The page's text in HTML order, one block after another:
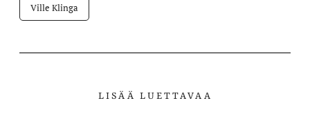
Ville Klinga
LISÄÄ LUETTAVAA